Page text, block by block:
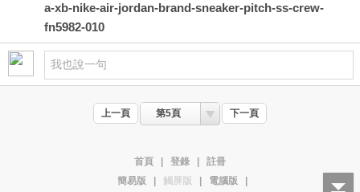
a-xb-nike-air-jordan-brand-sneaker-pitch-ss-crew-
fn5982-010
上一頁 第5頁 下一頁
首頁 登錄
註冊
簡易版
觸屏版 電腦版